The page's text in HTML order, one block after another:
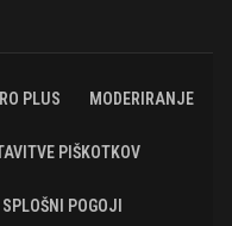
PLUS MODERIRANJE
PIŠKOTKOV
SPLOŠNI POGOJI